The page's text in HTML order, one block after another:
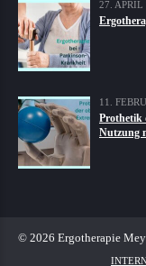
27. APRIL
11.
Prothetik
Nutzung
© 2026 Ergotherapie